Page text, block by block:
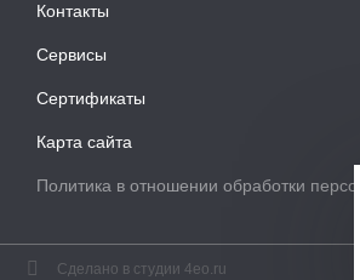
Контакты
Сервисы
Сертификаты
Карта сайта
Политика в отношении обработки
Сделано в студии 4eo.ru